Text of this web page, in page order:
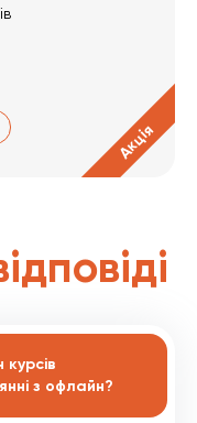
Акція
з офлайн?